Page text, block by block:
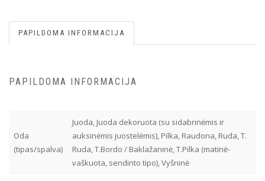
PAPILDOMA INFORMACIJA
PAPILDOMA INFORMACIJA
Oda
(tipas/spalva)
Juoda, Juoda dekoruota (su sidabrinėmis ir
auksinėmis juostelėmis), Pilka, Raudona, Ruda, T.
Ruda, T.Bordo / Baklažaninė, T.Pilka (matinė-
vaškuota, sendinto tipo), Vyšninė